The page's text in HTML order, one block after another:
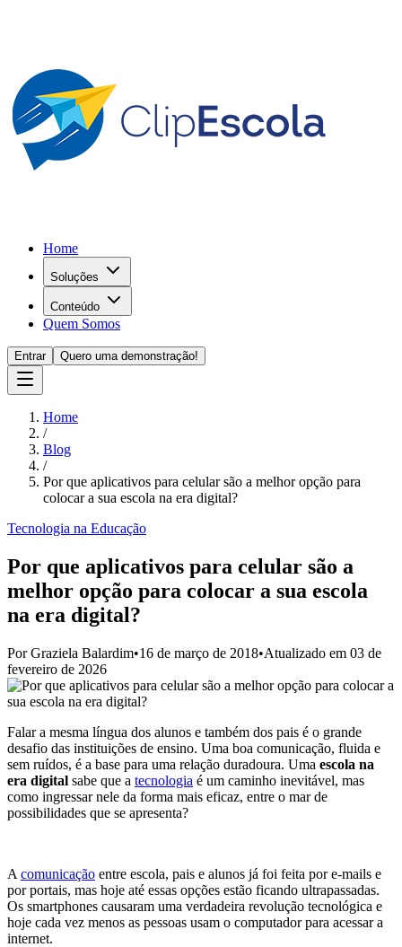
Home
Soluções
Conteúdo
Quem Somos
Entrar Quero uma demonstração!
Home
/
Blog
/
Por que aplicativos para celular são a melhor opção para
colocar a sua escola na era digital?
Tecnologia na Educação
Por que aplicativos para celular são a
melhor opção para colocar a sua escola
na era digital?
PorGraziela Balardim•16 de março de 2018•Atualizado em 03 de
fevereiro de 2026
Falar a mesma língua dos alunos e também dos pais é o grande
desafio das instituições de ensino. Uma boa comunicação, fluida e
sem ruídos, é a base para uma relação duradoura. Uma escola na
era digital sabe que a tecnologia é um caminho inevitável, mas
como ingressar nele da forma mais eficaz, entre o mar de
possibilidades que se apresenta?
A comunicação entre escola, pais e alunos já foi feita por e-mails e
por portais, mas hoje até essas opções estão ficando ultrapassadas.
Os smartphones causaram uma verdadeira revolução tecnológica e
hoje cada vez menos as pessoas usam o computador para acessar a
internet.